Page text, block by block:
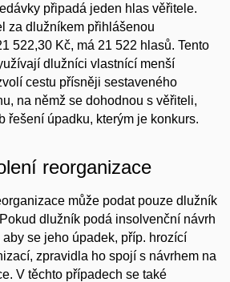
připadá jeden hlas věřitele.
za dlužníkem přihlášenou
522,30 Kč, má 21 522 hlasů. Tento
dlužníci vlastnící menší
cestu přísněji sestaveného
na němž se dohodnou s věřiteli,
řešení úpadku, kterým je konkurs.
reorganizace
může podat pouze dlužník
dlužník podá insolvenční návrh
se jeho úpadek, příp. hrozící
zpravidla ho spojí s návrhem na
V těchto případech se také